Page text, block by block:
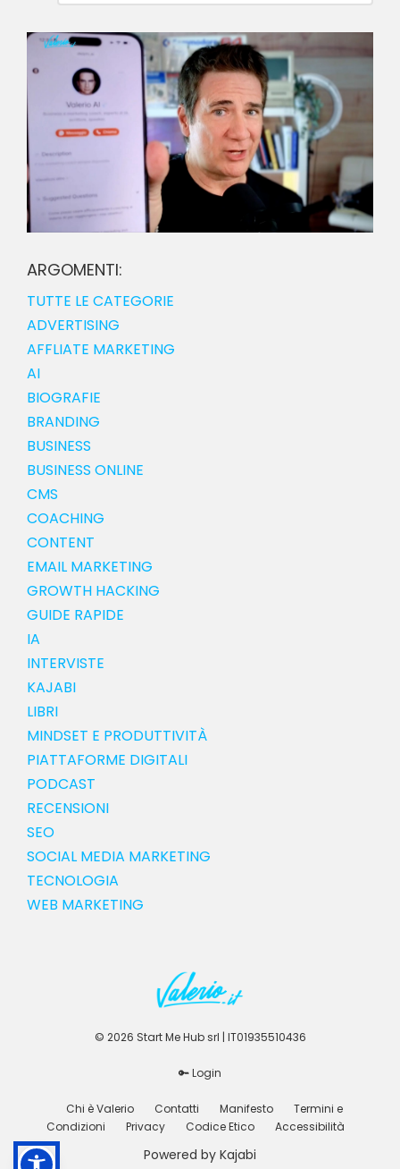
ARGOMENTI:
TUTTE LE CATEGORIE
ADVERTISING
AFFLIATE MARKETING
AI
BIOGRAFIE
BRANDING
BUSINESS
BUSINESS ONLINE
CMS
COACHING
CONTENT
EMAIL MARKETING
GROWTH HACKING
GUIDE RAPIDE
IA
INTERVISTE
KAJABI
LIBRI
MINDSET E PRODUTTIVITÀ
PIATTAFORME DIGITALI
PODCAST
RECENSIONI
SEO
SOCIAL MEDIA MARKETING
TECNOLOGIA
WEB MARKETING
© 2026 Start Me Hub srl | IT01935510436
🔑 Login
Chi è Valerio Contatti Manifesto
Termini e
Condizioni
Privacy Codice Etico Accessibilità
Powered by Kajabi